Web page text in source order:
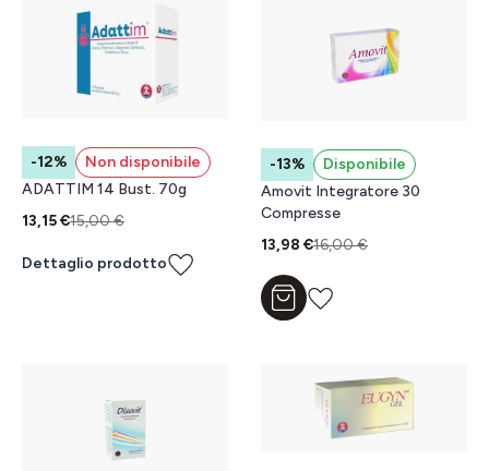
-12%
Non disponibile
ADATTIM 14 Bust. 70g
13,15 €15,00 €
Dettaglio prodotto
-13%
Disponibile
Amovit Integratore 30
Compresse
13,98 €16,00 €
Aggiungi al carrello